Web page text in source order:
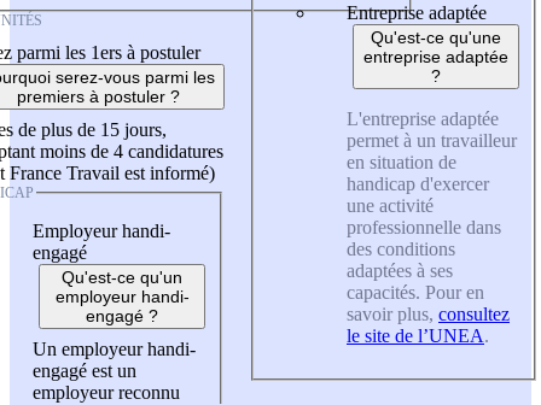
parmi les 1ers à postuler
serez-vous parmi les
premiers à postuler ?
de plus de 15 jours,
moins de 4 candidatures
France Travail est informé)
Employeur handi-
engagé
Qu'est-ce qu'un
employeur handi-
engagé ?
Un employeur handi-
engagé est un
employeur reconnu
Entreprise adaptée
Qu'est-ce qu'une
entreprise adaptée
?
L'entreprise adaptée
permet à un travailleur
en situation de
handicap d'exercer
une activité
professionnelle dans
des conditions
adaptées à ses
capacités. Pour en
savoir plus, consultez
le site de l’UNEA.